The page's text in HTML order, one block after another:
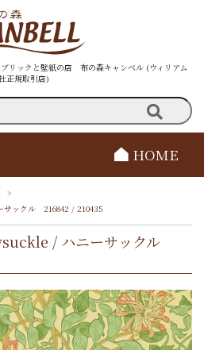
リックと壁紙の店 布の森キャンベル (ウィリアム
正規取引店)
HOME
>
サックル 216842 / 210435
/ ハニーサックル